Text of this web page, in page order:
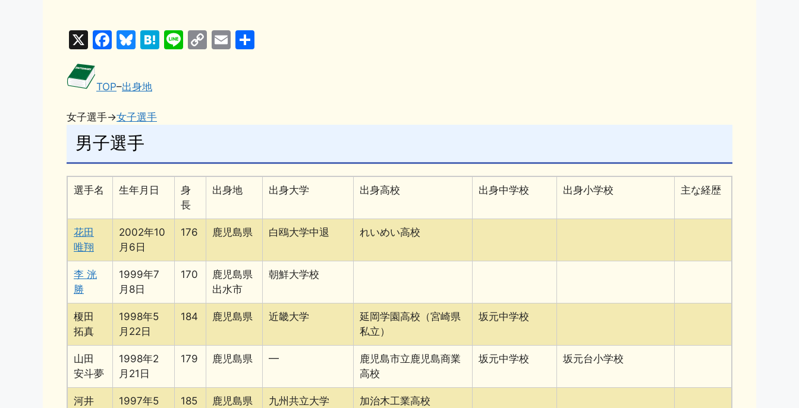
X
F
c
e
b
o
o
k
Bl
e
s
k
y
H
Li C
E
TOP–出身地
女子選手→女子選手
男子選手
選手名 生年月日
身
長
出身地 出身大学 出身高校 出身中学校 出身小学校 主な経歴
花田
唯翔
2002年10
月6日
176 鹿児島県 白鴎大学中退 れいめい高校
李 洸
勝
1999年7
月8日
170
鹿児島県
出水市
朝鮮大学校
榎田
拓真
1998年5
月22日
184 鹿児島県 近畿大学
延岡学園高校（宮崎県
私立）
坂元中学校
山田
安斗夢
1998年2
月21日
179 鹿児島県 ━
鹿児島市立鹿児島商業
高校
坂元中学校 坂元台小学校
河井
1997年5
185 鹿児島県 九州共立大学 加治木工業高校